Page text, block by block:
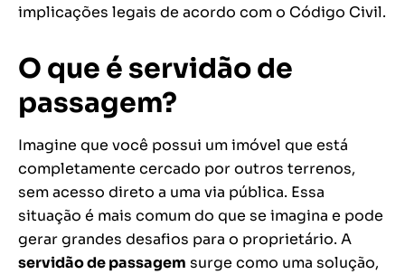
implicações legais de acordo com o Código Civil.
O que é servidão de
passagem?
Imagine que você possui um imóvel que está
completamente cercado por outros terrenos,
sem acesso direto a uma via pública. Essa
situação é mais comum do que se imagina e pode
gerar grandes desafios para o proprietário. A
servidão de passagem surge como uma solução,